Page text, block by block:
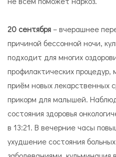
20 сентября – вчерашнее
причиной бессонной ночи,
подходит для многих
профилактических
приём новых лекарственных
прикорм для малышей.
состояния здоровья
в 13:21. В вечерние часы
ухудшение состояния